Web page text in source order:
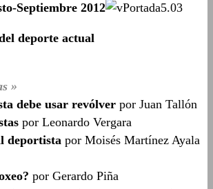
Septiembre 2012
deporte actual
»
debe usar revólver por Juan Tallón
por Leonardo Vergara
deportista por Moisés Martínez Ayala
por Gerardo Piña